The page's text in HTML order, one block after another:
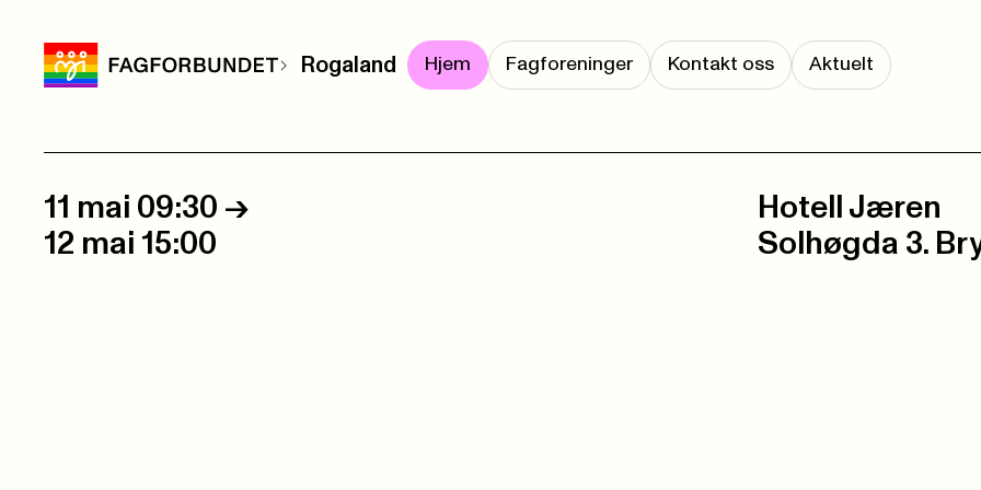
Rogaland Hjem Fagforeninger Kontakt oss Aktuelt
11 mai 09:30 ->
12 mai 15:00
Hotell Jæren
Solhøgda 3.